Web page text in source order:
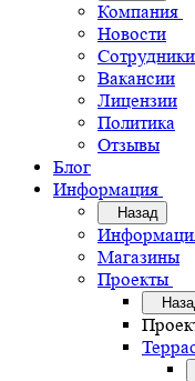
Компания
Новости
Сотрудники
Вакансии
Лицензии
Политика
Отзывы
Блог
Информация
Назад
Магазины
Проекты